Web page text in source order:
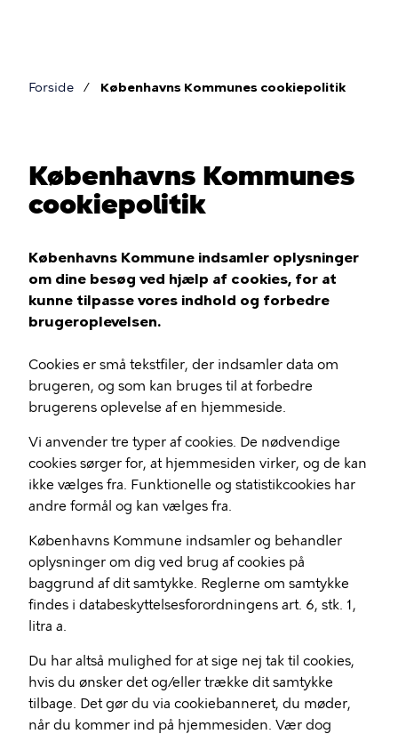
Forside Københavns Kommunes cookiepolitik
Københavns Kommunes
cookiepolitik
Københavns Kommune indsamler oplysninger
om dine besøg ved hjælp af cookies, for at
kunne tilpasse vores indhold og forbedre
brugeroplevelsen.
Cookies er små tekstfiler, der indsamler data om
brugeren, og som kan bruges til at forbedre
brugerens oplevelse af en hjemmeside.
Vi anvender tre typer af cookies. De nødvendige
cookies sørger for, at hjemmesiden virker, og de kan
ikke vælges fra. Funktionelle og statistikcookies har
andre formål og kan vælges fra.
Københavns Kommune indsamler og behandler
oplysninger om dig ved brug af cookies på
baggrund af dit samtykke. Reglerne om samtykke
findes i databeskyttelsesforordningens art. 6, stk. 1,
litra a.
Du har altså mulighed for at sige nej tak til cookies,
hvis du ønsker det og/eller trække dit samtykke
tilbage. Det gør du via cookiebanneret, du møder,
når du kommer ind på hjemmesiden. Vær dog